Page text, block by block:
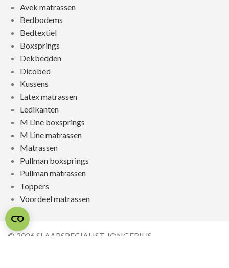
Avek matrassen
Bedbodems
Bedtextiel
Boxsprings
Dekbedden
Dicobed
Kussens
Latex matrassen
Ledikanten
M Line boxsprings
M Line matrassen
Matrassen
Pullman boxsprings
Pullman matrassen
Toppers
Voordeel matrassen
© 2026 SLAAPSPECIALIST JONGERIUS